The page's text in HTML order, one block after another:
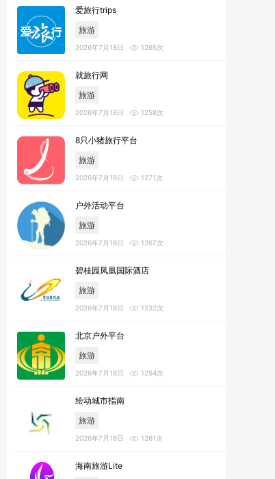
爱旅行trips
旅游
2026年7月18日 1265次
就旅行网
旅游
2026年7月18日 1258次
8只小猪旅行平台
旅游
2026年7月18日 1271次
户外活动平台
旅游
2026年7月18日 1267次
碧桂园凤凰国际酒店
旅游
2026年7月18日 1232次
北京户外平台
旅游
2026年7月18日 1254次
绘动城市指南
旅游
2026年7月18日 1261次
海南旅游Lite